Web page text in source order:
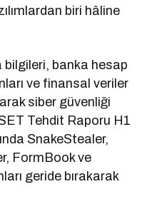
biri hâline
bilgileri, banka hesap
ve finansal veriler
siber güvenliği
Tehdit Raporu H1
SnakeStealer,
FormBook ve
geride bırakarak